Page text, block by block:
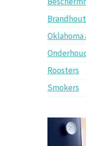
Brandhout
Oklahoma
Roosters
Smokers